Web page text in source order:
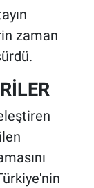
zaman